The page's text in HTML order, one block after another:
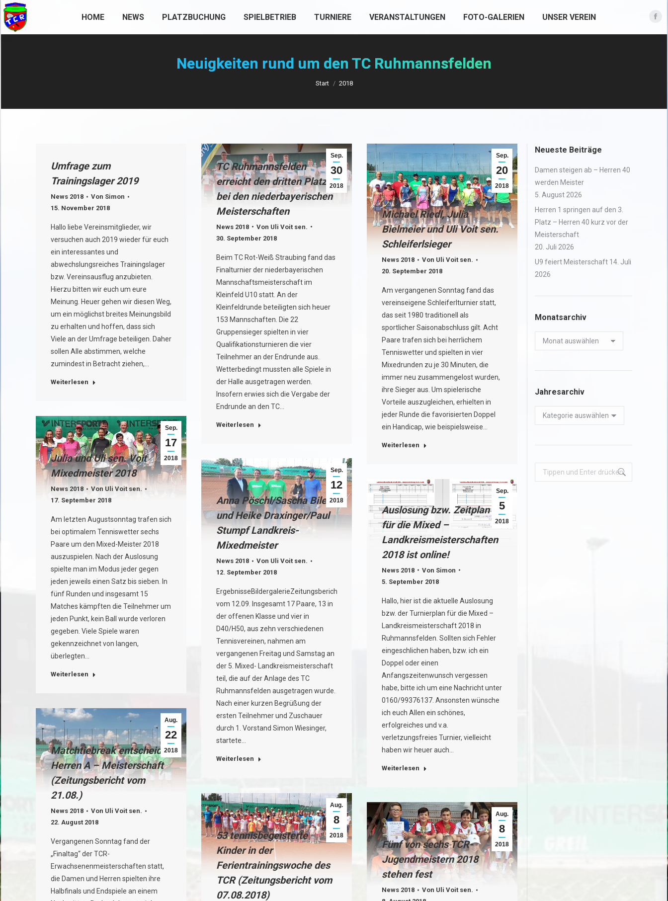
HOME NEWS PLATZBUCHUNG SPIELBETRIEB TURNIERE VERANSTALTUNGEN FOTO-GALERIEN UNSER VEREIN
Neuigkeiten rund um den TC Ruhmannsfelden
Start 2018
Umfrage zum
Trainingslager 2019
News 2018 Von Simon
15. November 2018
Hallo liebe Vereinsmitglieder, wir
versuchen auch 2019 wieder für euch
ein interessantes und
abwechslungsreiches Trainingslager
bzw. Vereinsausflug anzubieten.
Hierzu bitten wir euch um eure
Meinung. Heuer gehen wir diesen Weg,
um ein möglichst breites Meinungsbild
zu erhalten und hoffen, dass sich
Viele an der Umfrage beteiligen. Daher
sollen Alle abstimmen, welche
zumindest in Betracht ziehen,…
Weiterlesen
Sep.
30
2018
TC Ruhmannsfelden
erreicht den dritten Platz
bei den niederbayerischen
Meisterschaften
News 2018 Von Uli Voit sen.
30. September 2018
Beim TC Rot-Weiß Straubing fand das
Finalturnier der niederbayerischen
Mannschaftsmeisterschaft im
Kleinfeld U10 statt. An der
Kleinfeldrunde beteiligten sich heuer
153 Mannschaften. Die 22
Gruppensieger spielten in vier
Qualifikationsturnieren die vier
Teilnehmer an der Endrunde aus.
Wetterbedingt mussten alle Spiele in
der Halle ausgetragen werden.
Insofern erwies sich die Vergabe der
Endrunde an den TC…
Weiterlesen
Sep.
20
2018
Michael Riedl, Julia
Bielmeier und Uli Voit sen.
Schleiferlsieger
News 2018 Von Uli Voit sen.
20. September 2018
Am vergangenen Sonntag fand das
vereinseigene Schleiferlturnier statt,
das seit 1980 traditionell als
sportlicher Saisonabschluss gilt. Acht
Paare trafen sich bei herrlichem
Tenniswetter und spielten in vier
Mixedrunden zu je 30 Minuten, die
immer neu zusammengelost wurden,
ihre Sieger aus. Um spielerische
Vorteile auszugleichen, erhielten in
jeder Runde die favorisierten Doppel
ein Handicap, wie beispielsweise…
Weiterlesen
Sep.
17
2018
Julia und Uli sen. Voit
Mixedmeister 2018
News 2018 Von Uli Voit sen.
17. September 2018
Am letzten Augustsonntag trafen sich
bei optimalem Tenniswetter sechs
Paare um den Mixed-Meister 2018
auszuspielen. Nach der Auslosung
spielte man im Modus jeder gegen
jeden jeweils einen Satz bis sieben. In
fünf Runden und insgesamt 15
Matches kämpften die Teilnehmer um
jeden Punkt, kein Ball wurde verloren
gegeben. Viele Spiele waren
gekennzeichnet von langen,
überlegten…
Weiterlesen
Sep.
12
2018
Anna Pöschl/Sascha Bilek
und Heike Draxinger/Paul
Stumpf Landkreis-
Mixedmeister
News 2018 Von Uli Voit sen.
12. September 2018
ErgebnisseBildergalerieZeitungsbericht
vom 12.09. Insgesamt 17 Paare, 13 in
der offenen Klasse und vier in
D40/H50, aus zehn verschiedenen
Tennisvereinen, nahmen am
vergangenen Freitag und Samstag an
der 5. Mixed- Landkreismeisterschaft
teil, die auf der Anlage des TC
Ruhmannsfelden ausgetragen wurde.
Nach einer kurzen Begrüßung der
ersten Teilnehmer und Zuschauer
durch 1. Vorstand Simon Wiesinger,
startete…
Weiterlesen
Sep.
5
2018
Auslosung bzw. Zeitplan
für die Mixed –
Landkreismeisterschaften
2018 ist online!
News 2018 Von Simon
5. September 2018
Hallo, hier ist die aktuelle Auslosung
bzw. der Turnierplan für die Mixed –
Landkreismeisterschaft 2018 in
Ruhmannsfelden. Sollten sich Fehler
eingeschlichen haben, bzw. ich ein
Doppel oder einen
Anfangszeitenwunsch vergessen
habe, bitte ich um eine Nachricht unter
0160/99376137. Ansonsten wünsche
ich euch Allen ein schönes,
erfolgreiches und v.a.
verletzungsfreies Turnier, vielleicht
haben wir heuer auch…
Weiterlesen
Aug.
22
2018
Matchtiebreak entscheidet
Herren A – Meisterschaft
(Zeitungsbericht vom
21.08.)
News 2018 Von Uli Voit sen.
22. August 2018
Vergangenen Sonntag fand der
„Finaltag“ der TCR-
Erwachsenenmeisterschaften statt,
die Damen und Herren spielten ihre
Halbfinals und Endspiele an einem
Aug.
8
2018
53 tennisbegeisterte
Kinder in der
Ferientrainingswoche des
TCR (Zeitungsbericht vom
07.08.2018)
Aug.
8
2018
Fünf von sechs TCR-
Jugendmeistern 2018
stehen fest
News 2018 Von Uli Voit sen.
Neueste Beiträge
Damen steigen ab – Herren 40
werden Meister
5. August 2026
Herren 1 springen auf den 3.
Platz – Herren 40 kurz vor der
Meisterschaft
20. Juli 2026
U9 feiert Meisterschaft 14. Juli
2026
Monatsarchiv
Monatsarchiv
Jahresarchiv
Jahresarchiv
Search: